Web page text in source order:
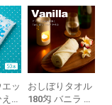
ッ
ひ
おしぼりタオル
180匁 バニラ 12